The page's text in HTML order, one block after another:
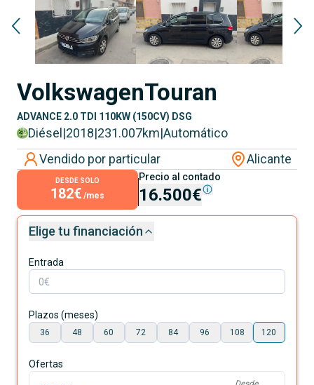
VolkswagenTouran
ADVANCE 2.0 TDI 110KW (150CV) DSG
Diésel |2018|231.007km|Automático
Vendido por particular
Alicante
DESDE SOLO
182€ /mes
Precio al contado
16.500€
Elige tu financiación
Entrada
Plazos (meses)
36 48 60 72 84 96 108 120
Ofertas